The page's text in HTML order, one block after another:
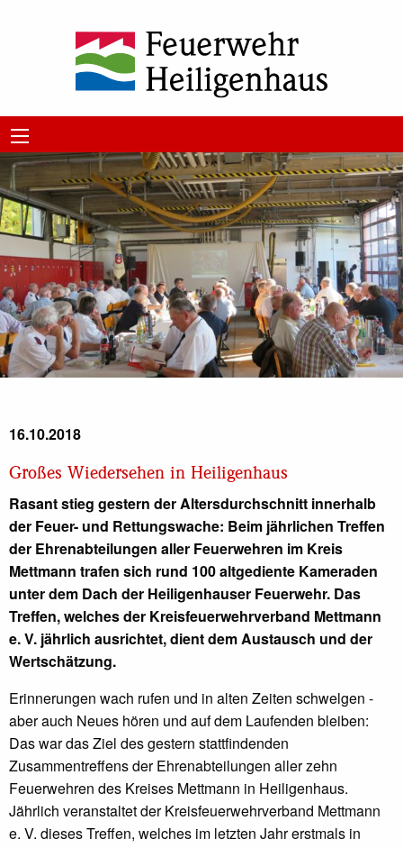
16.10.2018
Großes Wiedersehen in Heiligenhaus
Rasant stieg gestern der Altersdurchschnitt innerhalb
der Feuer- und Rettungswache: Beim jährlichen Treffen
der Ehrenabteilungen aller Feuerwehren im Kreis
Mettmann trafen sich rund 100 altgediente Kameraden
unter dem Dach der Heiligenhauser Feuerwehr. Das
Treffen, welches der Kreisfeuerwehrverband Mettmann
e. V. jährlich ausrichtet, dient dem Austausch und der
Wertschätzung.
Erinnerungen wach rufen und in alten Zeiten schwelgen -
aber auch Neues hören und auf dem Laufenden bleiben:
Das war das Ziel des gestern stattfindenden
Zusammentreffens der Ehrenabteilungen aller zehn
Feuerwehren des Kreises Mettmann in Heiligenhaus.
Jährlich veranstaltet der Kreisfeuerwehrverband Mettmann
e. V. dieses Treffen, welches im letzten Jahr erstmals in